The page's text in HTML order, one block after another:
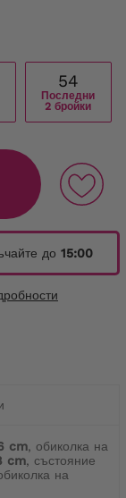
54
Последни
2 бройки
до 15:00
cm, обиколка на
cm, състояние
на